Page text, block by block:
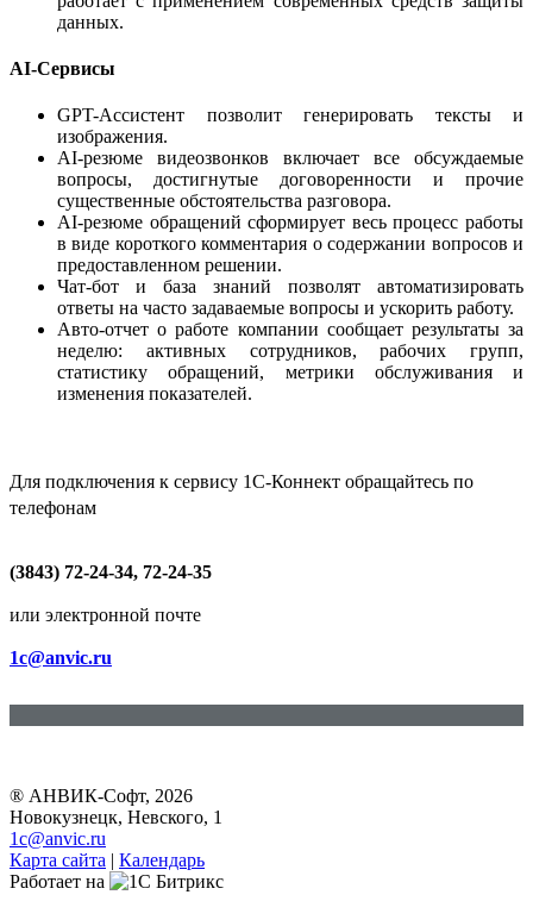
данных.
AI-Сервисы
GPT-Ассистент позволит генерировать тексты и
изображения.
AI-резюме видеозвонков включает все обсуждаемые
вопросы, достигнутые договоренности и прочие
существенные обстоятельства разговора.
AI-резюме обращений сформирует весь процесс работы
в виде короткого комментария о содержании вопросов и
предоставленном решении.
Чат-бот и база знаний позволят автоматизировать
ответы на часто задаваемые вопросы и ускорить работу.
Авто-отчет о работе компании сообщает результаты за
неделю: активных сотрудников, рабочих групп,
статистику обращений, метрики обслуживания и
изменения показателей.
Для подключения к сервису 1С-Коннект обращайтесь по
телефонам
(3843) 72-24-34, 72-24-35
или электронной почте
1c@anvic.ru
® АНВИК-Софт, 2026
Новокузнецк, Невского, 1
1c@anvic.ru
Карта сайта | Календарь
Работает на